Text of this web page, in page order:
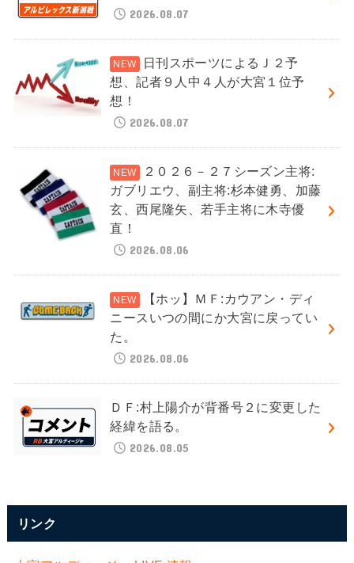
2026.08.07
日刊スポーツによるＪ２予
想、記者９人中４人が大宮１位予
想！
2026.08.07
２０２６－２７シーズン主将:
ガブリエウ、副主将:杉本健勇、加藤
玄、西尾隆矢、若手主将に木寺優
直！
2026.08.06
【ホッ】ＭＦ:カウアン・ディ
ニースいつの間にか大宮に戻ってい
た。
2026.08.06
ＤＦ:村上陽介が背番号２に変更した
経緯を語る。
2026.08.05
リンク